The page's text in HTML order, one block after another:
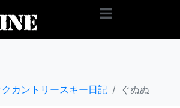
カントリースキー日記 ぐぬぬ